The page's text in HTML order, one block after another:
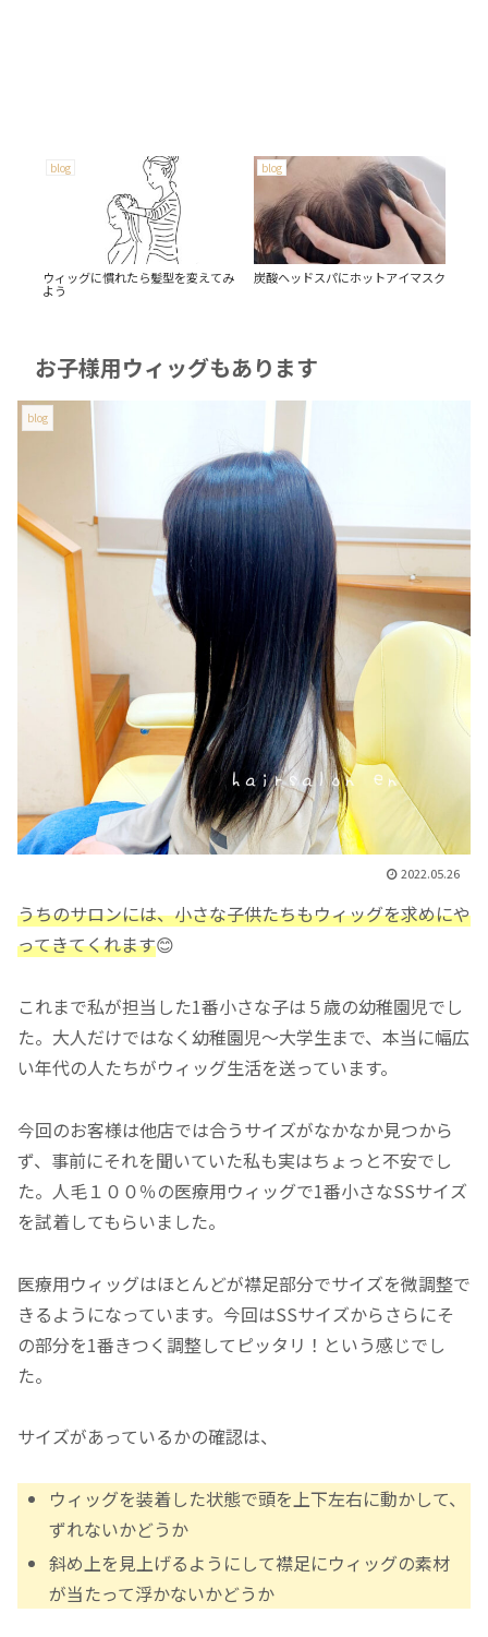
blog
ウィッグに慣れたら髪型を変えてみ
よう
blog
炭酸ヘッドスパにホットアイマスク
お子様用ウィッグもあります
blog
2022.05.26
うちのサロンには、小さな子供たちもウィッグを求めにや
ってきてくれます😊
これまで私が担当した1番小さな子は５歳の幼稚園児でし
た。大人だけではなく幼稚園児〜大学生まで、本当に幅広
い年代の人たちがウィッグ生活を送っています。
今回のお客様は他店では合うサイズがなかなか見つから
ず、事前にそれを聞いていた私も実はちょっと不安でし
た。人毛１００％の医療用ウィッグで1番小さなSSサイズ
を試着してもらいました。
医療用ウィッグはほとんどが襟足部分でサイズを微調整で
きるようになっています。今回はSSサイズからさらにそ
の部分を1番きつく調整してピッタリ！という感じでし
た。
サイズがあっているかの確認は、
ウィッグを装着した状態で頭を上下左右に動かして、
ずれないかどうか
斜め上を見上げるようにして襟足にウィッグの素材
が当たって浮かないかどうか